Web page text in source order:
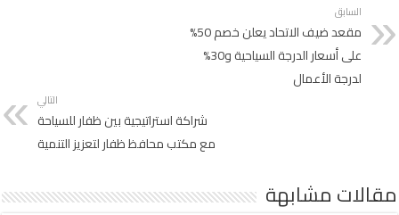
السابق
مقعد ضيف الاتحاد يعلن خصم 50%
على أسعار الدرجة السياحية و30%
لدرجة الأعمال
التالي
شراكة استراتيجية بين ظفار للسياحة
مع مكتب محافظ ظفار لتعزيز التنمية
مقالات مشابهة